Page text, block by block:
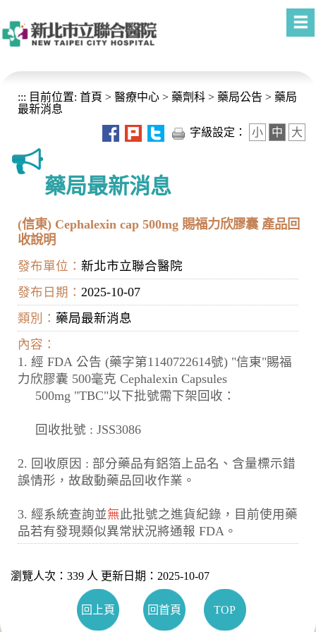
::: 目前位置: 首頁 > 醫療中心 > 藥劑科 > 藥局公告 > 藥局
最新消息
字級設定：
小 中 大
藥局最新消息
(信東) Cephalexin cap 500mg 賜福力欣膠囊 產品回
收說明
發布單位： 新北市立聯合醫院
發布日期： 2025-10-07
類別： 藥局最新消息
內容：
1. 經 FDA 公告 (藥字第1140722614號) "信東"賜福
力欣膠囊 500毫克 Cephalexin Capsules
500mg "TBC"以下批號需下架回收：
回收批號 : JSS3086
2. 回收原因 : 部分藥品有鋁箔上品名、含量標示錯
誤情形，故啟動藥品回收作業。
3. 經系統查詢並無此批號之進貨紀錄，目前使用藥
品若有發現類似異常狀況將通報 FDA。
瀏覽人次：339 人 更新日期：2025-10-07
回上頁 回首頁 TOP